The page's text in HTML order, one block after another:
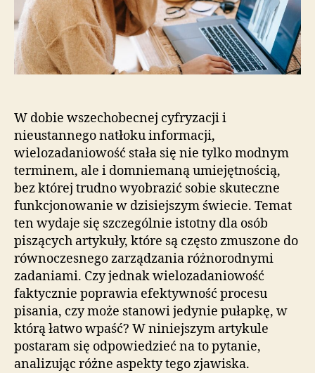
W dobie wszechobecnej cyfryzacji i
nieustannego natłoku informacji,
wielozadaniowość stała się nie tylko modnym
terminem, ale i domniemaną umiejętnością,
bez której trudno wyobrazić sobie skuteczne
funkcjonowanie w dzisiejszym świecie. Temat
ten wydaje się szczególnie istotny dla osób
piszących artykuły, które są często zmuszone do
równoczesnego zarządzania różnorodnymi
zadaniami. Czy jednak wielozadaniowość
faktycznie poprawia efektywność procesu
pisania, czy może stanowi jedynie pułapkę, w
którą łatwo wpaść? W niniejszym artykule
postaram się odpowiedzieć na to pytanie,
analizując różne aspekty tego zjawiska.